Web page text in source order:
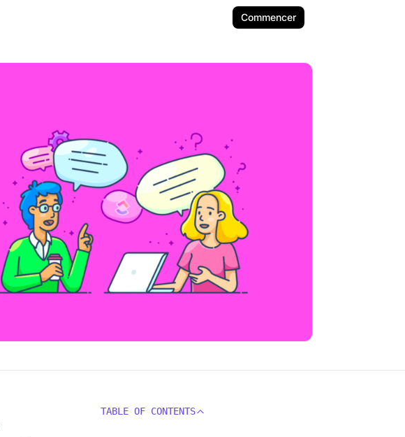
Commencer
TABLE OF CONTENTS